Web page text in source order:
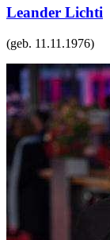
Leander Lichti
(geb. 11.11.1976)